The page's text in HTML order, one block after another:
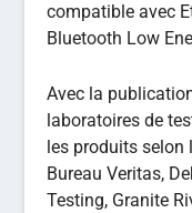
compatible avec
Bluetooth Low
Avec la
laboratoires de
les produits selon
Bureau Veritas,
Testing, Granite